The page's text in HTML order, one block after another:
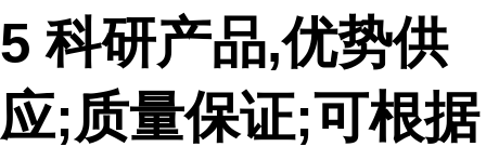
5 科研产品,优势供
应;质量保证;可根据